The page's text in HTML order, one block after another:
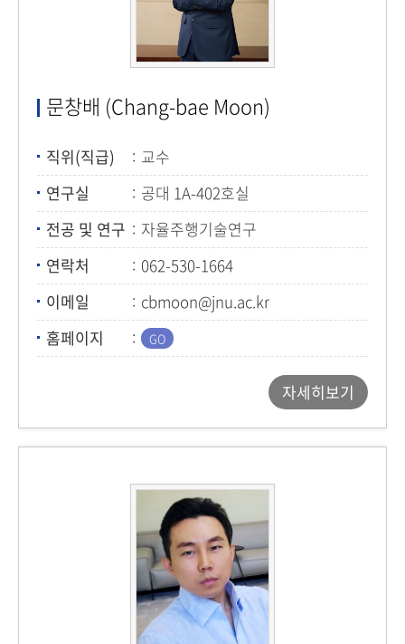
문창배 (Chang-bae Moon)
직위(직급)
교수
연구실
공대 1A-402호실
전공 및 연구
자율주행기술연구
연락처
062-530-1664
이메일
cbmoon@jnu.ac.kr
홈페이지
자세히보기